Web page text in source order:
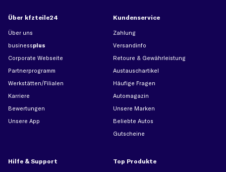
Über kfzteile24
Über uns
businessplus
Corporate Webseite
Partnerprogramm
Werkstätten/Filialen
Karriere
Bewertungen
Unsere App
Kundenservice
Zahlung
Versandinfo
Retoure & Gewährleistung
Austauschartikel
Häufige Fragen
Automagazin
Unsere Marken
Beliebte Autos
Gutscheine
Hilfe & Support Top Produkte